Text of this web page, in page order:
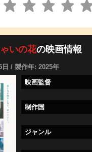
いの花の映画情報
日 / 製作年: 2025年
映画監督
制作国
ジャンル